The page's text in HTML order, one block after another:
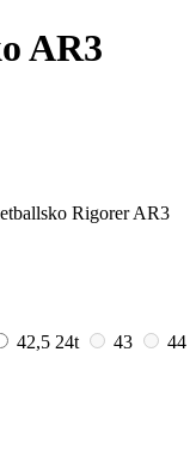
AR3
Rigorer AR3
42,5 24t 43
44